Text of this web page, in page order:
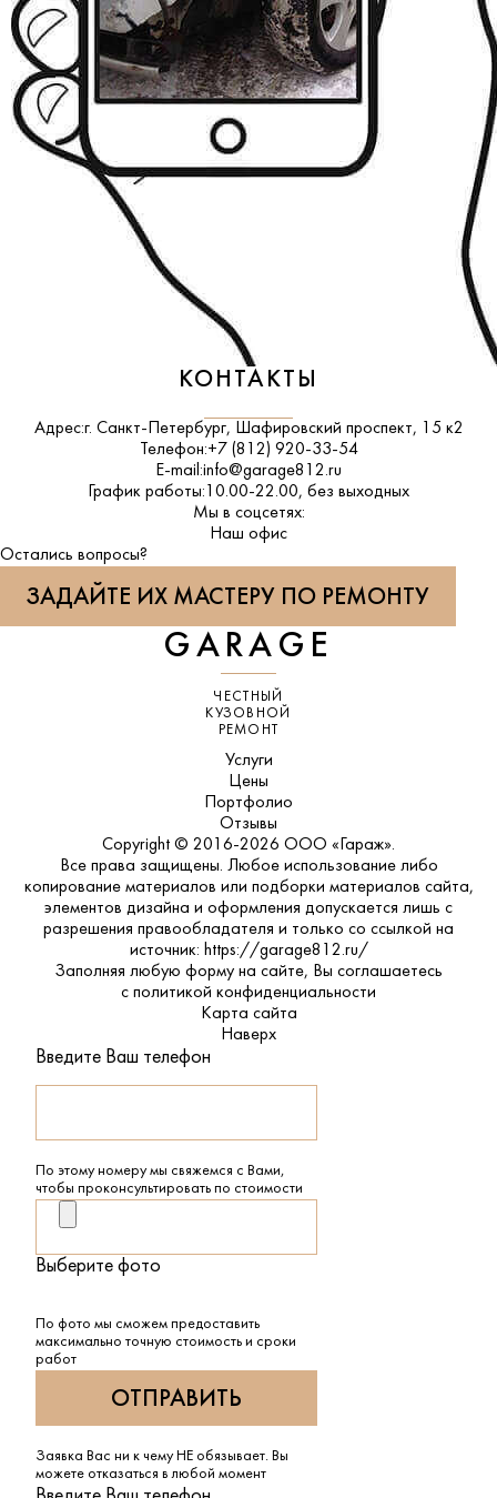
КОНТАКТЫ
Адрес:г. Санкт-Петербург, Шафировский проспект, 15 к2
Телефон:+7 (812) 920-33-54
E-mail:info@garage812.ru
График работы: 10.00-22.00, без выходных
Мы в соцсетях:
ВКонтакте
Наш офис
Остались вопросы?
ЗАДАЙТЕ ИХ МАСТЕРУ ПО РЕМОНТУ
GARAGE
ЧЕСТНЫЙ
КУЗОВНОЙ
РЕМОНТ
Услуги
Цены
Портфолио
Отзывы
Copyright © 2016-2026 ООО «Гараж».
Все права защищены. Любое использование либо
копирование материалов или подборки материалов сайта,
элементов дизайна и оформления допускается лишь с
разрешения правообладателя и только со ссылкой на
источник: https://garage812.ru/
Заполняя любую форму на сайте, Вы соглашаетесь
с политикой конфиденциальности
Карта сайта
Наверх
Введите Ваш телефон
По этому номеру мы свяжемся с Вами,
чтобы проконсультировать по стоимости
Выберите фото
По фото мы сможем предоставить
максимально точную стоимость и сроки
работ
Заявка Вас ни к чему НЕ обязывает. Вы
можете отказаться в любой момент